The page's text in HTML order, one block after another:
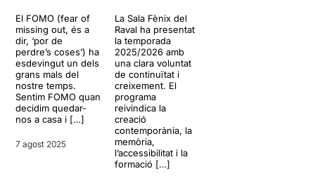
El FOMO (fear of
missing out, és a
dir, ‘por de
perdre’s coses’) ha
esdevingut un dels
grans mals del
nostre temps.
Sentim FOMO quan
decidim quedar-
nos a casa i […]
7 agost 2025
La Sala Fènix del
Raval ha presentat
la temporada
2025/2026 amb
una clara voluntat
de continuïtat i
creixement. El
programa
reivindica la
creació
contemporània, la
memòria,
l’accessibilitat i la
formació […]